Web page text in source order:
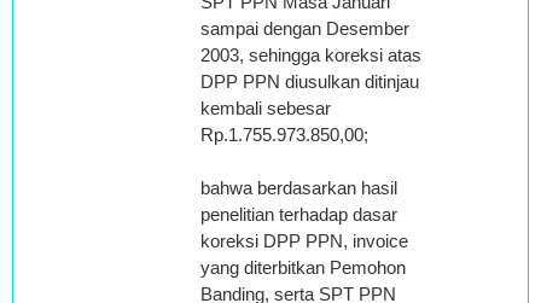
sampai dengan Desember
2003, sehingga koreksi atas
DPP PPN diusulkan ditinjau
kembali sebesar
Rp.1.755.973.850,00;
bahwa berdasarkan hasil
penelitian terhadap dasar
koreksi DPP PPN, invoice
yang diterbitkan Pemohon
Banding, serta SPT PPN